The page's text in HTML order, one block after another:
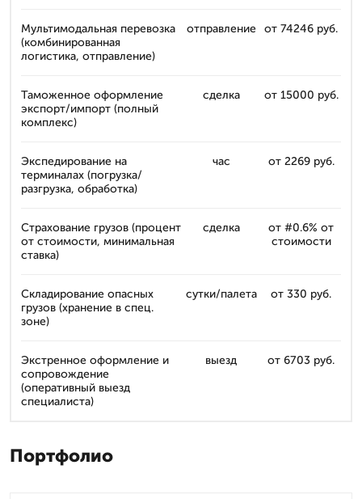
Мультимодальная перевозка
(комбинированная
логистика, отправление)
отправление от 74246 руб.
Таможенное оформление
экспорт/импорт (полный
комплекс)
сделка от 15000 руб.
Экспедирование на
терминалах (погрузка/
разгрузка, обработка)
час от 2269 руб.
Страхование грузов (процент
от стоимости, минимальная
ставка)
сделка
от #0.6% от
стоимости
Складирование опасных
грузов (хранение в спец.
зоне)
сутки/палета от 330 руб.
Экстренное оформление и
сопровождение
(оперативный выезд
специалиста)
выезд от 6703 руб.
Портфолио